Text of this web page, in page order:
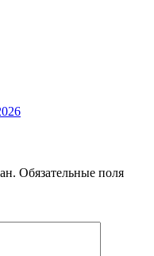
Обязательные поля